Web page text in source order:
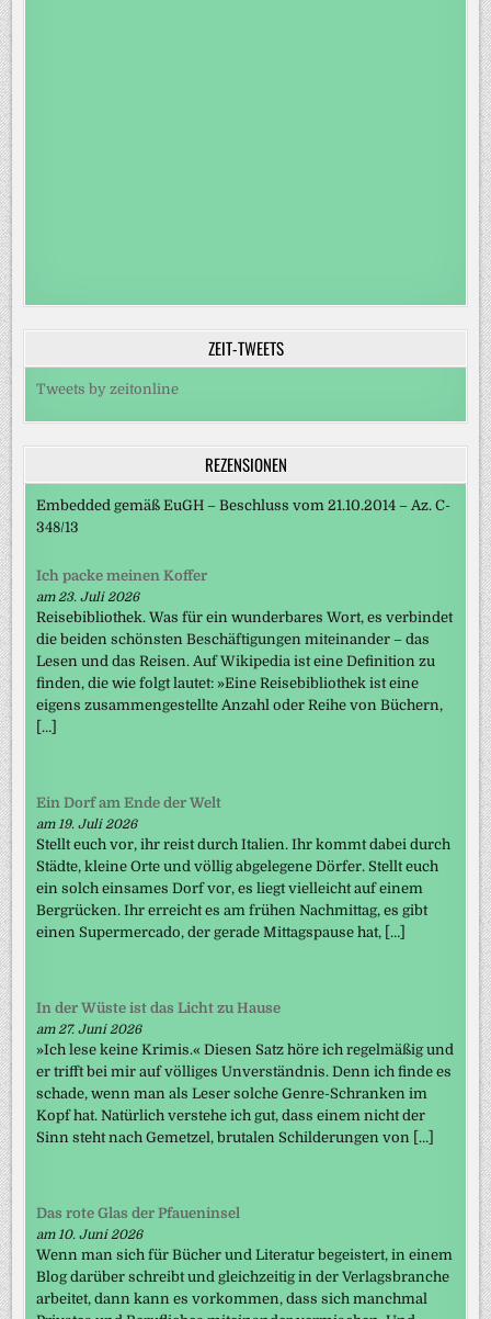
ZEIT-TWEETS
Tweets by zeitonline
REZENSIONEN
Embedded gemäß EuGH – Beschluss vom 21.10.2014 – Az. C-
348/13
Ich packe meinen Koffer
am 23. Juli 2026
Reisebibliothek. Was für ein wunderbares Wort, es verbindet
die beiden schönsten Beschäftigungen miteinander – das
Lesen und das Reisen. Auf Wikipedia ist eine Definition zu
finden, die wie folgt lautet: »Eine Reisebibliothek ist eine
eigens zusammengestellte Anzahl oder Reihe von Büchern,
[…]
Ein Dorf am Ende der Welt
am 19. Juli 2026
Stellt euch vor, ihr reist durch Italien. Ihr kommt dabei durch
Städte, kleine Orte und völlig abgelegene Dörfer. Stellt euch
ein solch einsames Dorf vor, es liegt vielleicht auf einem
Bergrücken. Ihr erreicht es am frühen Nachmittag, es gibt
einen Supermercado, der gerade Mittagspause hat, […]
In der Wüste ist das Licht zu Hause
am 27. Juni 2026
»Ich lese keine Krimis.« Diesen Satz höre ich regelmäßig und
er trifft bei mir auf völliges Unverständnis. Denn ich finde es
schade, wenn man als Leser solche Genre-Schranken im
Kopf hat. Natürlich verstehe ich gut, dass einem nicht der
Sinn steht nach Gemetzel, brutalen Schilderungen von […]
Das rote Glas der Pfaueninsel
am 10. Juni 2026
Wenn man sich für Bücher und Literatur begeistert, in einem
Blog darüber schreibt und gleichzeitig in der Verlagsbranche
arbeitet, dann kann es vorkommen, dass sich manchmal